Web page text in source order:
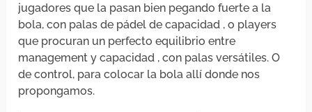
jugadores que la pasan bien pegando fuerte a la
bola, con palas de pádel de capacidad , o players
que procuran un perfecto equilibrio entre
management y capacidad , con palas versátiles. O
de control, para colocar la bola allí donde nos
propongamos.